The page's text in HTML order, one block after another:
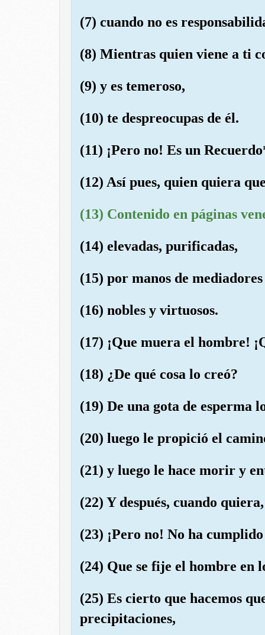
(7) cuando no es
(8) Mientras quien viene a ti
(9) y es temeroso,
(10) te despreocupas de él.
(11) ¡Pero no! Es un
(12) Así pues, quien quiera
(13) Contenido en páginas
(14) elevadas, purificadas,
(15) por manos de mediadores
(16) nobles y virtuosos.
(17) ¡Que muera el hombre!
(18) ¿De qué cosa lo creó?
(19) De una gota de esperma
(20) luego le propició el
(21) y luego le hace morir y
(22) Y después, cuando
(23) ¡Pero no! No ha
(24) Que se fije el hombre en
(25) Es cierto que hacemos
precipitaciones,